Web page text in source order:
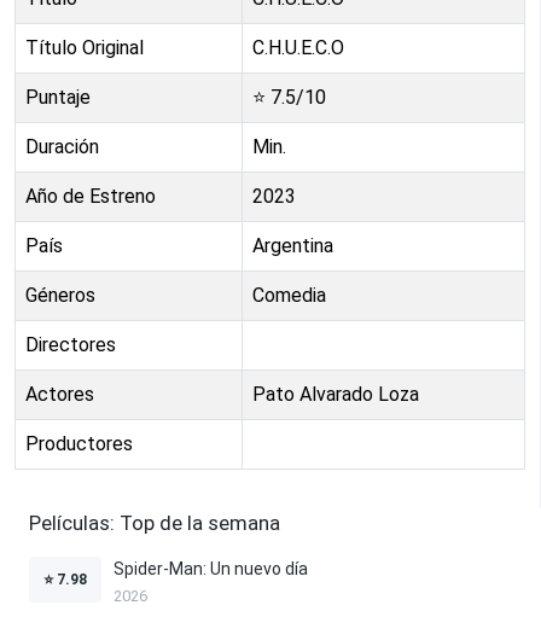
Título Original C.H.U.E.C.O
Puntaje ⭐ 7.5/10
Duración Min.
Año de Estreno 2023
País Argentina
Géneros Comedia
Directores
Actores Pato Alvarado Loza
Productores
Películas: Top de la semana
⭐ 7.98
Spider-Man: Un nuevo día
2026